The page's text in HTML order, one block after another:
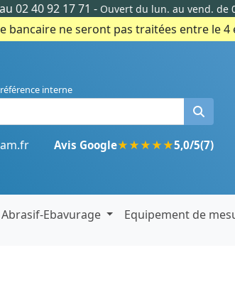
02 40 92 17 71 - Ouvert du lun. au vend. de
bancaire ne seront pas traitées entre le 4
interne
Avis Google★★★★★5,0/5(7)
Abrasif-Ebavurage Equipement de